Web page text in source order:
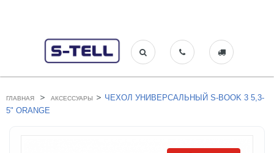
ГЛАВНАЯ > АКСЕССУАРЫ > ЧЕХОЛ УНИВЕРСАЛЬНЫЙ S-BOOK 3 5,3-
5" ORANGE